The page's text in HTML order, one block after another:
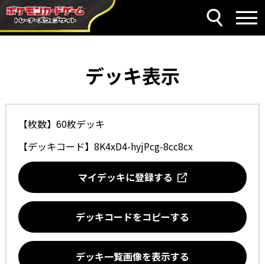
デッキ表示
【枚数】60枚デッキ
【デッキコード】 8K4xD4-hyjPcg-8cc8cx
マイデッキに登録する
デッキコードをコピーする
デッキ一覧画像を表示する